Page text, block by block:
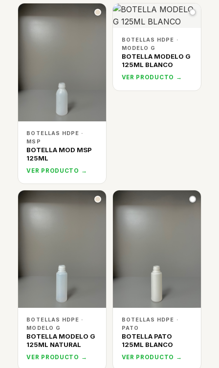
BOTELLAS HDPE ·
MSP
BOTELLA MOD MSP
125ML
VER PRODUCTO →
BOTELLAS HDPE ·
MODELO G
BOTELLA MODELO G
125ML BLANCO
VER PRODUCTO →
BOTELLAS HDPE ·
MODELO G
BOTELLA MODELO G
125ML NATURAL
VER PRODUCTO →
BOTELLAS HDPE ·
PATO
BOTELLA PATO
125ML BLANCO
VER PRODUCTO →